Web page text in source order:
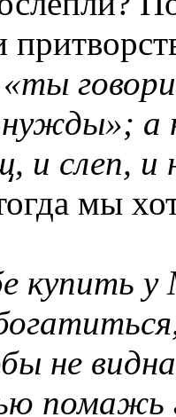
«ты
а
и слеп, и
мы
купить у
не
помажь